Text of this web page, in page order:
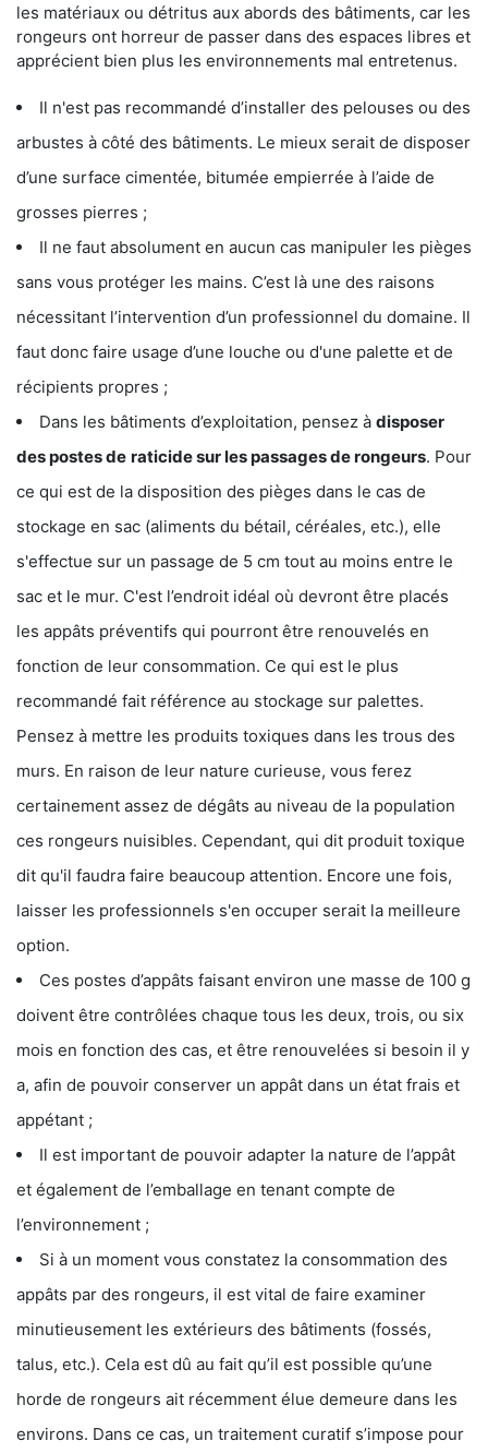
les matériaux ou détritus aux abords des bâtiments, car les
rongeurs ont horreur de passer dans des espaces libres et
apprécient bien plus les environnements mal entretenus.
Il n'est pas recommandé d’installer des pelouses ou des
arbustes à côté des bâtiments. Le mieux serait de disposer
d’une surface cimentée, bitumée empierrée à l’aide de
grosses pierres ;
Il ne faut absolument en aucun cas manipuler les pièges
sans vous protéger les mains. C’est là une des raisons
nécessitant l’intervention d’un professionnel du domaine. Il
faut donc faire usage d’une louche ou d'une palette et de
récipients propres ;
Dans les bâtiments d’exploitation, pensez à disposer
des postes de raticide sur les passages de rongeurs. Pour
ce qui est de la disposition des pièges dans le cas de
stockage en sac (aliments du bétail, céréales, etc.), elle
s'effectue sur un passage de 5 cm tout au moins entre le
sac et le mur. C'est l’endroit idéal où devront être placés
les appâts préventifs qui pourront être renouvelés en
fonction de leur consommation. Ce qui est le plus
recommandé fait référence au stockage sur palettes.
Pensez à mettre les produits toxiques dans les trous des
murs. En raison de leur nature curieuse, vous ferez
certainement assez de dégâts au niveau de la population
ces rongeurs nuisibles. Cependant, qui dit produit toxique
dit qu'il faudra faire beaucoup attention. Encore une fois,
laisser les professionnels s'en occuper serait la meilleure
option.
Ces postes d’appâts faisant environ une masse de 100 g
doivent être contrôlées chaque tous les deux, trois, ou six
mois en fonction des cas, et être renouvelées si besoin il y
a, afin de pouvoir conserver un appât dans un état frais et
appétant ;
Il est important de pouvoir adapter la nature de l’appât
et également de l’emballage en tenant compte de
l’environnement ;
Si à un moment vous constatez la consommation des
appâts par des rongeurs, il est vital de faire examiner
minutieusement les extérieurs des bâtiments (fossés,
talus, etc.). Cela est dû au fait qu’il est possible qu’une
horde de rongeurs ait récemment élue demeure dans les
environs. Dans ce cas, un traitement curatif s’impose pour